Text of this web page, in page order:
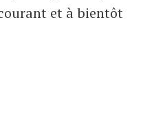
et à bientôt